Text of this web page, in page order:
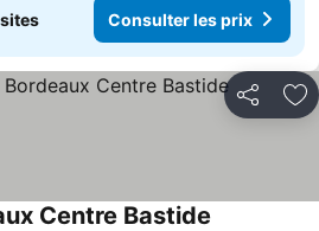
sites Consulter les prix
Partager
Centre Bastide